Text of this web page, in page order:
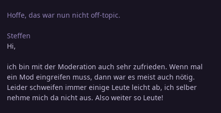
Hoffe, das war nun nicht off-topic.
Steffen
Hi,
ich bin mit der Moderation auch sehr zufrieden. Wenn mal
ein Mod eingreifen muss, dann war es meist auch nötig.
Leider schweifen immer einige Leute leicht ab, ich selber
nehme mich da nicht aus. Also weiter so Leute!